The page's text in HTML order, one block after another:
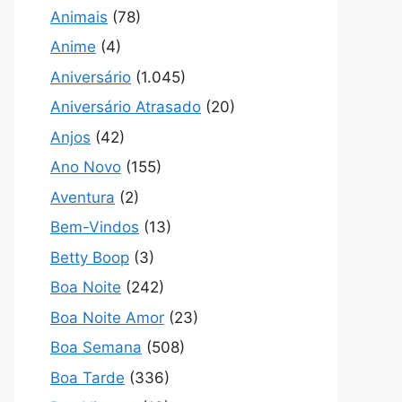
Animais (78)
Anime (4)
Aniversário (1.045)
Aniversário Atrasado (20)
Anjos (42)
Ano Novo (155)
Aventura (2)
Bem-Vindos (13)
Betty Boop (3)
Boa Noite (242)
Boa Noite Amor (23)
Boa Semana (508)
Boa Tarde (336)